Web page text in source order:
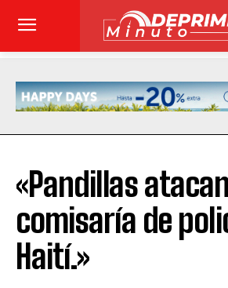
«Pandillas
comisaría de
Haití.»